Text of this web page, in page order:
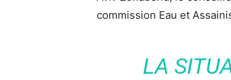
commission Eau et
LA